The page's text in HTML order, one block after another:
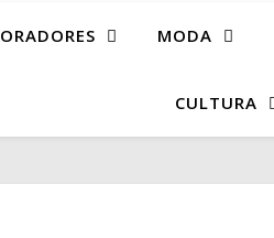
MODA
CULTURA